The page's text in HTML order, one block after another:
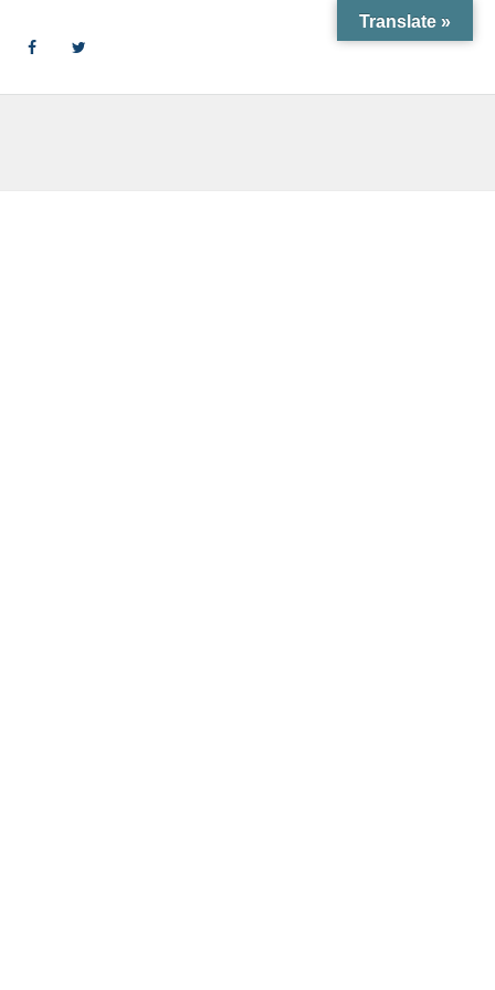
Translate »